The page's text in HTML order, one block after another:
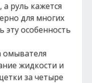
а руль кажется
для многих
особенность
омывателя
жидкости и
за четыре